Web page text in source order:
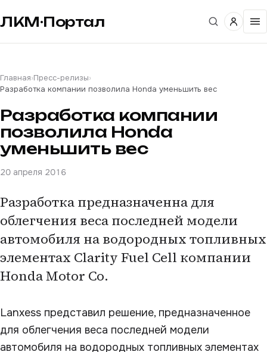
ЛКМ·Портал
Главная›Пресс-релизы›
Разработка компании позволила Honda уменьшить вес
Разработка компании
позволила Honda
уменьшить вес
20 апреля 2016
Разработка предназначенна для
облегчения веса последней модели
автомобиля на водородных топливных
элементах Clarity Fuel Cell компании
Honda Motor Co.
Lanxess представил решение, предназначенное
для облегчения веса последней модели
автомобиля на водородных топливных элементах